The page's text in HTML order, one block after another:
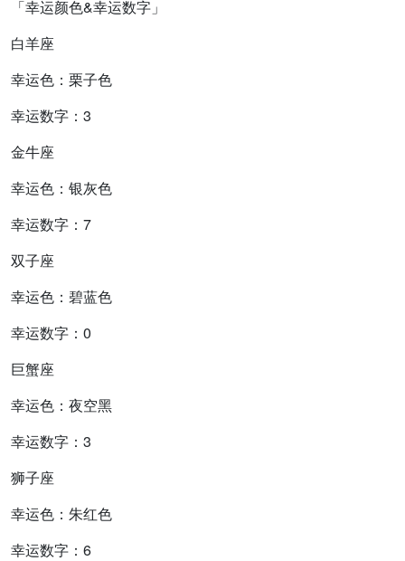
「幸运颜色&幸运数字」
白羊座
幸运色：栗子色
幸运数字：3
金牛座
幸运色：银灰色
幸运数字：7
双子座
幸运色：碧蓝色
幸运数字：0
巨蟹座
幸运色：夜空黑
幸运数字：3
狮子座
幸运色：朱红色
幸运数字：6